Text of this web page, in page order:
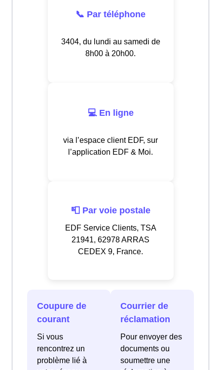
📞 Par téléphone
3404, du lundi au samedi de
8h00 à 20h00.
💻 En ligne
via l’espace client EDF, sur
l’application EDF & Moi.
📮 Par voie postale
EDF Service Clients, TSA
21941, 62978 ARRAS
CEDEX 9, France.
Coupure de
courant
Si vous
rencontrez un
problème lié à
Courrier de
réclamation
Pour envoyer des
documents ou
soumettre une